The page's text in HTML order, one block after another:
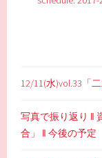
12/11(水)vol.33「
写真で振り返り ‖
合」 ‖ 今後の予定